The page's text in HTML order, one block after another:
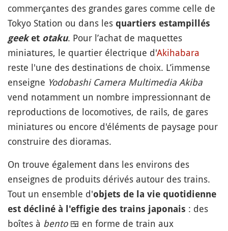
commerçantes des grandes gares comme celle de
Tokyo Station ou dans les quartiers estampillés
geeket otaku. Pour l’achat de maquettes
miniatures, le quartier électrique d'Akihabara
reste l'une des destinations de choix. L’immense
enseigne Yodobashi Camera Multimedia Akiba
vend notamment un nombre impressionnant de
reproductions de locomotives, de rails, de gares
miniatures ou encore d'éléments de paysage pour
construire des dioramas.
On trouve également dans les environs des
enseignes de produits dérivés autour des trains.
Tout un ensemble d'objets de la vie quotidienne
est décliné à l'effigie des trains japonais : des
boîtes à bento 🍱 en forme de train aux